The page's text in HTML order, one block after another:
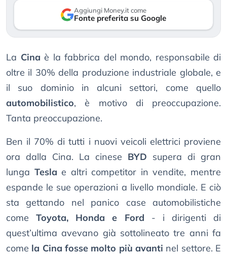
Aggiungi Money.it come
Fonte preferita su Google
La Cina è la fabbrica del mondo, responsabile di
oltre il 30% della produzione industriale globale, e
il suo dominio in alcuni settori, come quello
automobilistico, è motivo di preoccupazione.
Tanta preoccupazione.
Ben il 70% di tutti i nuovi veicoli elettrici proviene
ora dalla Cina. La cinese BYD supera di gran
lunga Tesla e altri competitor in vendite, mentre
espande le sue operazioni a livello mondiale. E ciò
sta gettando nel panico case automobilistiche
comeToyota, Honda e Ford - i dirigenti di
quest’ultima avevano già sottolineato tre anni fa
come la Cina fosse molto più avanti nel settore. E